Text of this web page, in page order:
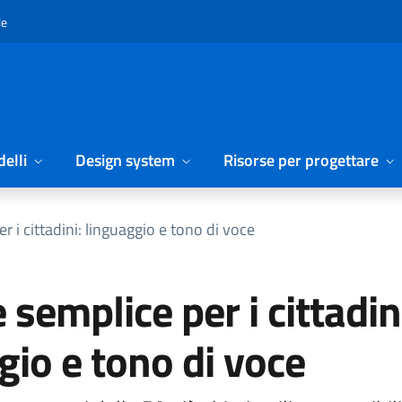
Design system Risorse per progettare
i cittadini: linguaggio e tono di voce
semplice per i
e tono di voce